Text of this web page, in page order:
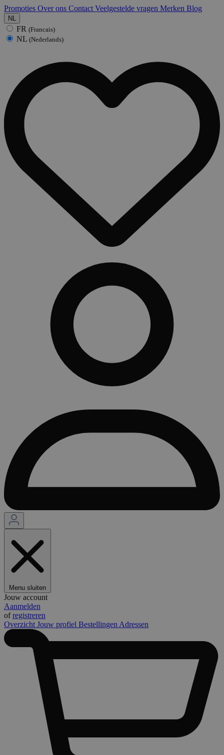
Promoties Over ons Contact Veelgestelde vragen Merken Blog
NL
FR (Francais)
NL (Nederlands)
Menu sluiten
Jouw account
Aanmelden
ofregistreren
Overzicht Jouw profiel Bestellingen Adressen